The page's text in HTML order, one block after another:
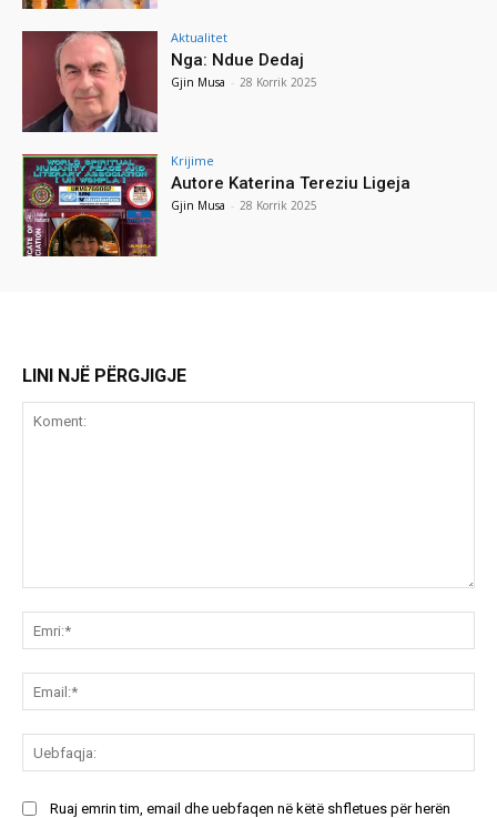
Aktualitet
Nga: Ndue Dedaj
Gjin Musa - 28 Korrik 2025
Krijime
Autore Katerina Tereziu Ligeja
Gjin Musa - 28 Korrik 2025
LINI NJË PËRGJIGJE
Ruaj emrin tim, email dhe uebfaqen në këtë shfletues për herën